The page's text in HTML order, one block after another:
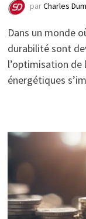
parCharles
Dans un monde
durabilité sont
l’optimisation
énergétiques